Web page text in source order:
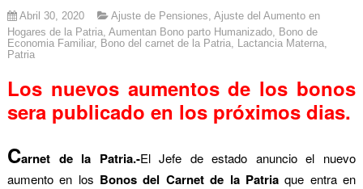
Abril 30, 2020 Ajuste de Pensiones Ajuste del Aumento en
Hogares de la Patria, Aumentan Bono parto Humanizado,
Bono de
Economia Familiar, Bono del carnet de la Patria, Lactancia Materna,
Patria
Los nuevos aumentos de los bonos
sera publicado en los próximosdias.
Carnet de la Patria.-El Jefe de estado anuncio el nuevo
aumento en los Bonos del Carnet de la Patriaque entra en